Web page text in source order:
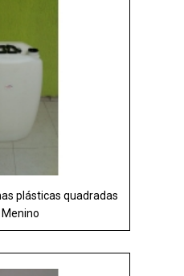
plásticas quadradas